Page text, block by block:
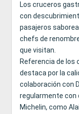
Los cruceros
con
pasajeros
chefs de
que visitan.
Referencia de los
destaca por la
colaboración con
regularmente con
Michelin, como